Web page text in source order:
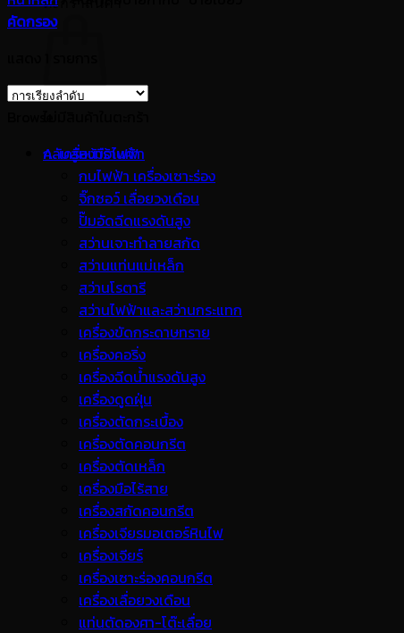
ตะกร้าสินค้า
กลับสู่หน้าร้านค้า
คัดกรอง
A. เครื่องมือไฟฟ้า
กบไฟฟ้า เครื่องเซาะร่อง
จิ๊กซอว์ เลื่อยวงเดือน
ปั๊มอัดฉีดแรงดันสูง
สว่านเจาะทำลายสกัด
สว่านแท่นแม่เหล็ก
สว่านโรตารี
สว่านไฟฟ้าและสว่านกระแทก
เครื่องขัดกระดาษทราย
เครื่องคอริ่ง
เครื่องฉีดน้ำแรงดันสูง
เครื่องดูดฝุ่น
เครื่องตัดกระเบื้อง
เครื่องตัดคอนกรีต
เครื่องตัดเหล็ก
เครื่องมือไร้สาย
เครื่องสกัดคอนกรีต
เครื่องเจียรมอเตอร์หินไฟ
เครื่องเจียร์
เครื่องเซาะร่องคอนกรีต
เครื่องเลื่อยวงเดือน
แท่นตัดองศา-โต๊ะเลื่อย